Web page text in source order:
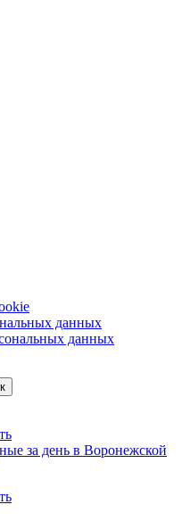
данных
данных
за день в Воронежской